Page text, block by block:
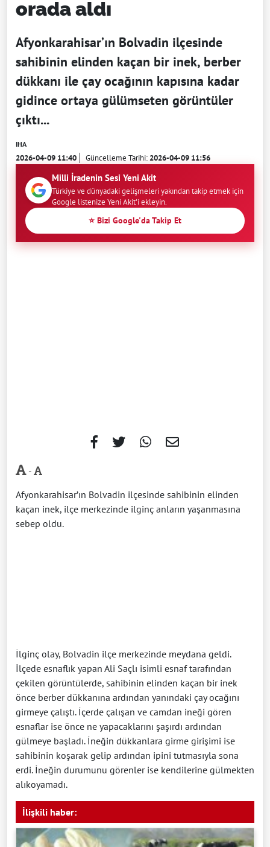
orada aldı
Afyonkarahisar’ın Bolvadin ilçesinde
sahibinin elinden kaçan bir inek, berber
dükkanı ile çay ocağının kapısına kadar
gidince ortaya gülümseten görüntüler
çıktı...
IHA
2026-04-09 11:40 Güncelleme Tarihi:2026-04-09 11:56
Milli İradenin Sesi Yeni Akit
Türkiye ve dünyadaki gelişmeleri yakından takip etmek için
Google listenize Yeni Akit'i ekleyin.
⭐ Bizi Google'da Takip Et
-
Afyonkarahisar’ın Bolvadin ilçesinde sahibinin elinden
kaçan inek, ilçe merkezinde ilginç anların yaşanmasına
sebep oldu.
İlginç olay, Bolvadin ilçe merkezinde meydana geldi.
İlçede esnaflık yapan Ali Saçlı isimli esnaf tarafından
çekilen görüntülerde, sahibinin elinden kaçan bir inek
önce berber dükkanına ardından yanındaki çay ocağını
girmeye çalıştı. İçerde çalışan ve camdan ineği gören
esnaflar ise önce ne yapacaklarını şaşırdı ardından
gülmeye başladı. İneğin dükkanlara girme girişimi ise
sahibinin koşarak gelip ardından ipini tutmasıyla sona
erdi. İneğin durumunu görenler ise kendilerine gülmekten
alıkoyamadı.
İlişkili haber: